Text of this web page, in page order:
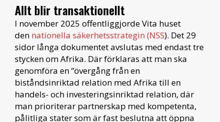
Allt blir transaktionellt
I november 2025 offentliggjorde Vita huset
den nationella säkerhetsstrategin (NSS). Det 29
sidor långa dokumentet avslutas med endast tre
stycken om Afrika. Där förklaras att man ska
genomföra en ”övergång från en
biståndsinriktad relation med Afrika till en
handels- och investeringsinriktad relation, där
man prioriterar partnerskap med kompetenta,
pålitliga stater som är fast beslutna att öppna